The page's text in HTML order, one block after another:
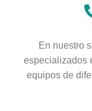
En nuestro
especializados
equipos de